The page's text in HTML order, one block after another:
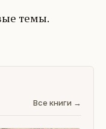
темы.
Все книги →